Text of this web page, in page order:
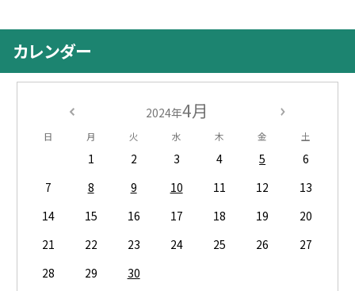
カレンダー
2024年4月
日 月 火 水 木 金 土
1 2 3 4 5
6
7
8 9 10 11 12
13
14
15 16 17 18 19
20
21
22 23 24 25 26
27
28
29 30